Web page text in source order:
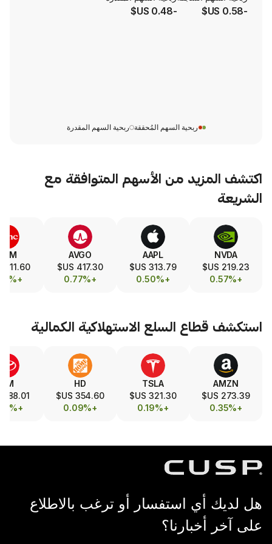
-0.48 US$
ربحية السهم المُحققة ربحية السهم المقدرة
من الأسهم المتوافقة مع
AAPL
313.79 US$
+0.50%
AVGO
417.30 US$
+0.77%
TSM
411.60 US$
+0.17%
321.30 US$
+0.19%
السلع الاستهلاكية الكمالية
TSLA
321.30 US$
+0.19%
HD
354.60 US$
+0.09%
TM
188.01 US$
+0.01%
274.80 US$
-0.14%
استفسار أو ترغب بالاطلاع